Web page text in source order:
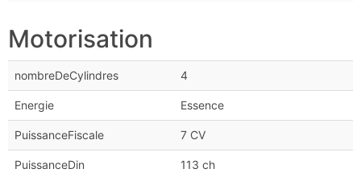
Motorisation
nombreDeCylindres 4
Energie Essence
PuissanceFiscale 7 CV
PuissanceDin 113 ch